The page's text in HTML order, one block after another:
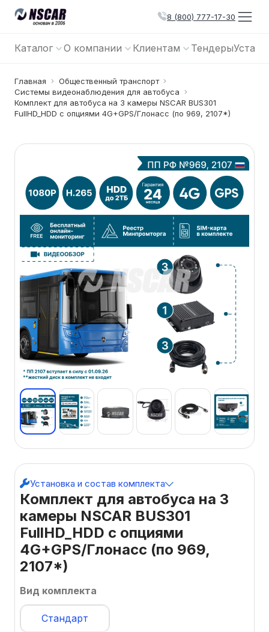
8 (800) 777-17-30
Каталог О компании Клиентам Тендеры
Главная
Общественный транспорт
Системы видеонаблюдения для автобуса
Комплект для автобуса на 3 камеры NSCAR BUS301
FullHD_HDD с опциями 4G+GPS/Глонасс (по 969, 2107*)
Комплект для автобуса на 3
камеры NSCAR BUS301
FullHD_HDD с опциями
4G+GPS/Глонасс (по 969,
2107*)
Вид комплекта
Стандарт
Установка и состав комплекта